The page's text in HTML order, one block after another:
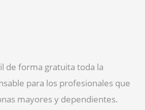
de forma gratuita toda la
para los profesionales que
mayores y dependientes.